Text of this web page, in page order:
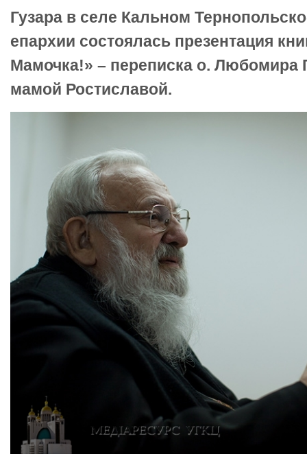
Гузара в селе Кальном
епархии состоялась презентация
Мамочка!» – переписка о. Любомира
мамой Ростиславой.